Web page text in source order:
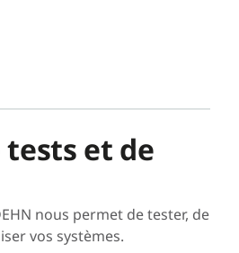
tests et de
nous permet de tester, de
vos systèmes.